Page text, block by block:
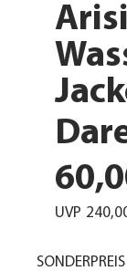
UVP
SONDERPREIS